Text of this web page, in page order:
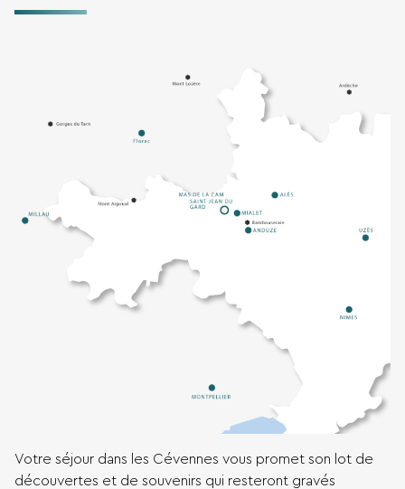
Votre séjour dans les Cévennes vous promet son lot de
découvertes et de souvenirs qui resteront gravés